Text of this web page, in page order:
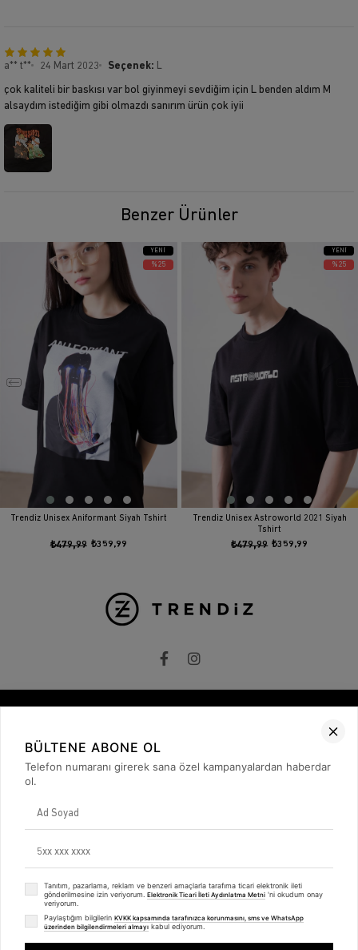
a** t** 24 Mart 2023 Seçenek: L
çok kaliteli bir baskısı var bol giyinmeyi sevdiğim için L benden aldım M
alsaydım istediğim gibi olmazdı sanırım ürün çok iyii
Benzer Ürünler
Trendiz Unisex Aniformant Siyah Tshirt
₺359,99
₺479,99
YENI
ÜRÜN
%25
Trendiz Unisex Astroworld 2021 Siyah
Tshirt
₺359,99
₺479,99
YENI
ÜRÜN
%25
Kurumsal
Hakkımızda
İletişim
ETK Bilgilendirme Metni
Kargo & Teslimat
Sipariş İşlemleri
Whatsapp Müşteri Destek
Üyelik Sözleşmesi
Mesafeli Satış Sözleşmesi
BÜLTENE ABONE OL
Telefon numaranı girerek sana özel kampanyalardan haberdar
ol.
Tanıtım, pazarlama, reklam ve benzeri amaçlarla tarafıma ticari elektronik ileti
gönderilmesine izin veriyorum. Elektronik Ticari İleti Aydınlatma Metni 'ni okudum onay
veriyorum.
Paylaştığım bilgilerin KVKK kapsamında tarafınızca korunmasını, sms ve WhatsApp
üzerinden bilgilendirmeleri almayı kabul ediyorum.